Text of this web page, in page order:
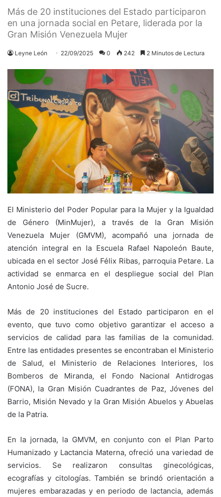
Más de 20 instituciones del Estado participaron
en una jornada social en Petare, liderada por la
Gran Misión Venezuela Mujer
Leyne León 22/09/2025 0 242 2 Minutos de Lectura
El Ministerio del Poder Popular para la Mujer y la Igualdad
de Género (MinMujer), a través de la Gran Misión
Venezuela Mujer (GMVM), acompañó una jornada de
atención integral en la Escuela Rafael Napoleón Baute,
ubicada en el sector José Félix Ribas, parroquia Petare. La
actividad se enmarca en el despliegue social del Plan
Antonio José de Sucre.
Más de 20 instituciones del Estado participaron en el
evento, que tuvo como objetivo garantizar el acceso a
servicios de calidad para las familias de la comunidad.
Entre las entidades presentes se encontraban el Ministerio
de Salud, el Ministerio de Relaciones Interiores, los
Bomberos de Miranda, el Fondo Nacional Antidrogas
(FONA), la Gran Misión Cuadrantes de Paz, Jóvenes del
Barrio, Misión Nevado y la Gran Misión Abuelos y Abuelas
de la Patria.
En la jornada, la GMVM, en conjunto con el Plan Parto
Humanizado y Lactancia Materna, ofreció una variedad de
servicios. Se realizaron consultas ginecológicas,
ecografías y citologías. También se brindó orientación a
mujeres embarazadas y en periodo de lactancia, además